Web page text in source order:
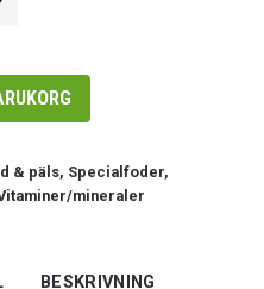
& päls, Specialfoder,
mineraler
BESKRIVNING